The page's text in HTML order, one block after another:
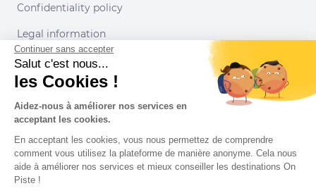
Confidentiality policy
Legal information
Conditions of use
Our partners
Continuer sans accepter
Salut c'est nous...
les Cookies !
Aidez-nous à améliorer nos services en
acceptant les cookies.
En acceptant les cookies, vous nous permettez de comprendre
comment vous utilisez la plateforme de manière anonyme. Cela nous
aide à améliorer nos services et mieux conseiller les destinations On
Piste !